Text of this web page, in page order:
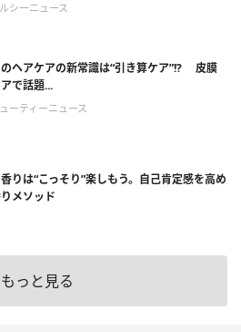
シーニュース
ヘアケアの新常識は“引き算ケア”!? 皮膜
で話題...
ーティーニュース
りは“こっそり”楽しもう。自己肯定感を高め
メソッド
もっと見る